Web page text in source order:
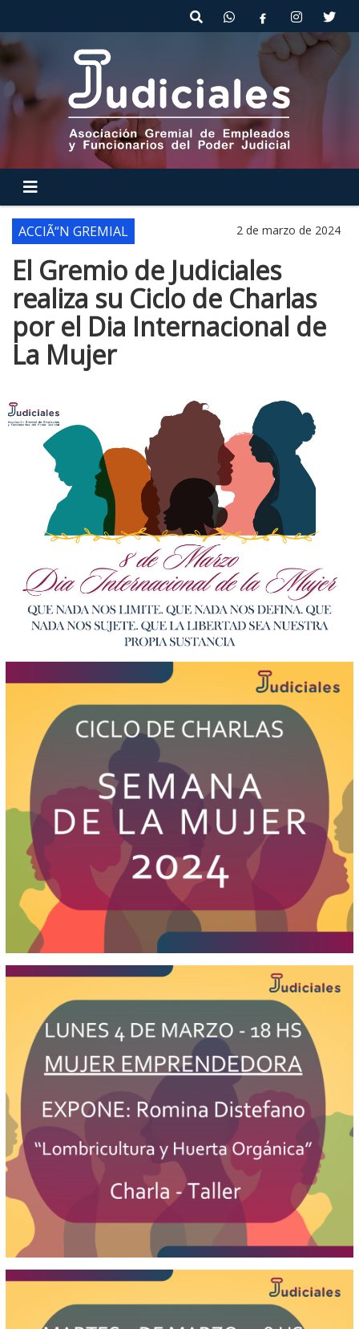
ACCIÃ“N GREMIAL 2 de marzo de 2024
El Gremio de Judiciales
realiza su Ciclo de Charlas
por el Dia Internacional de
La Mujer